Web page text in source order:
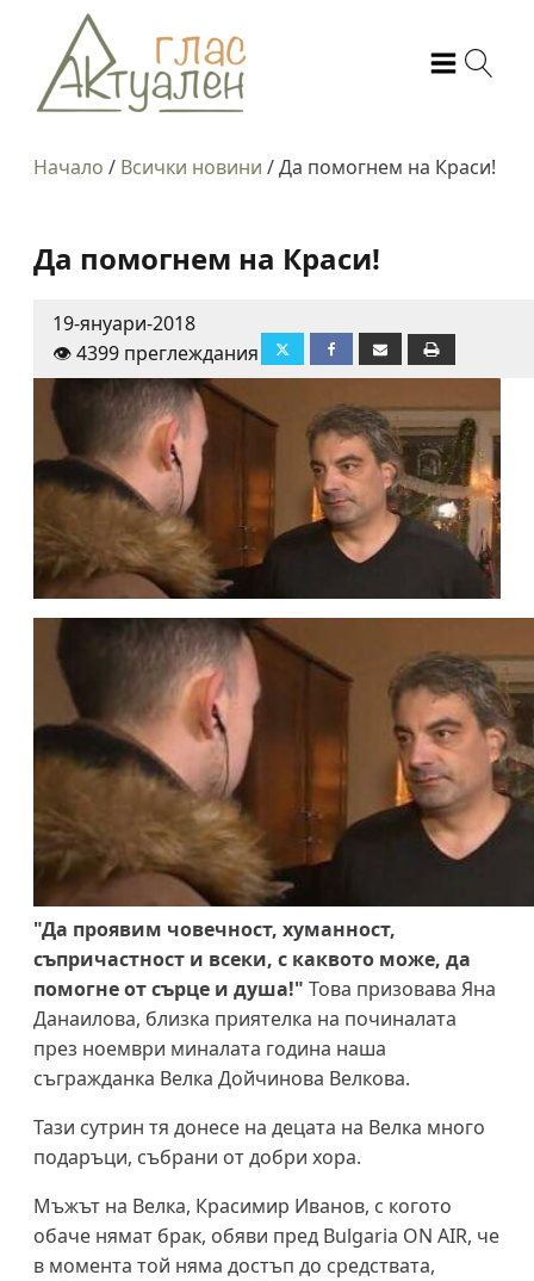
Начало / Всички новини /Да помогнем на Краси!
Да помогнем на Краси!
19-януари-2018
👁️ 4399 преглеждания
"Да проявим човечност, хуманност,
съпричастност и всеки, с каквото може, да
помогне от сърце и душа!" Това призовава Яна
Данаилова, близка приятелка на починалата
през ноември миналата година наша
съгражданка Велка Дойчинова Велкова.
Тази сутрин тя донесе на децата на Велка много
подаръци, събрани от добри хора.
Мъжът на Велка, Красимир Иванов, с когото
обаче нямат брак, обяви пред Bulgaria ON AIR, че
в момента той няма достъп до средствата,